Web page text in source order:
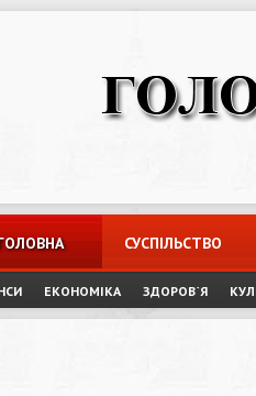
СУСПІЛЬСТВО
ЕКОНОМІКА ЗДОРОВ`Я